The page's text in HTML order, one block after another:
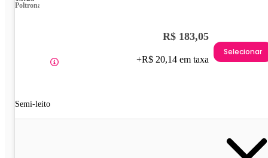
Poltrona
Semi-leito
R$ 183,05
+R$ 20,14 em taxa
Selecionar